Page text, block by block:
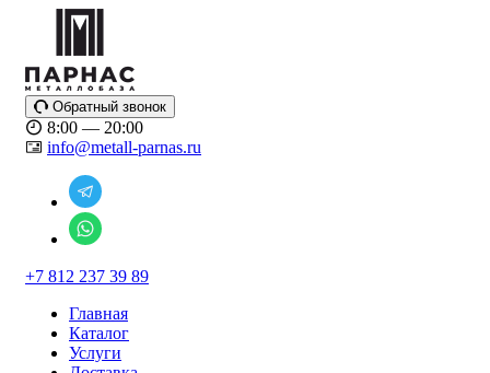
Обратный звонок
8:00 — 20:00
info@metall-parnas.ru
+7 812 237 39 89
Главная
Каталог
Услуги